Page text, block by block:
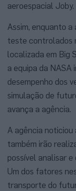
aeroespacial Joby.
Assim, enquanto
teste controlados
localizada em Big
a equipa da NASA
desempenho dos
simulação de
avança a agência.
A agência
também irão
possível analisar e
Um dos fatores
transporte do